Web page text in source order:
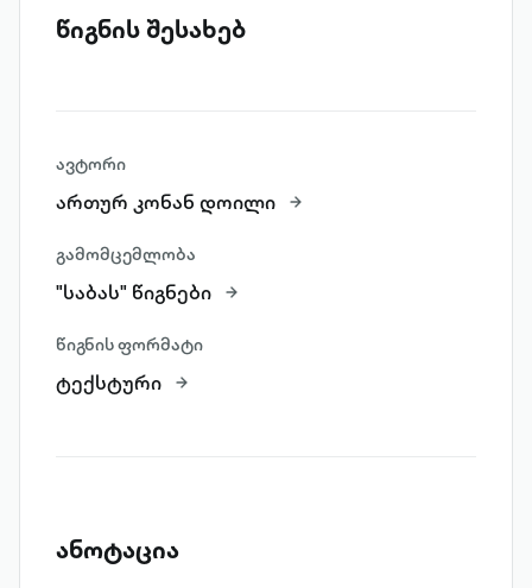
წიგნის შესახებ
ავტორი
ართურ კონან დოილი
გამომცემლობა
"საბას" წიგნები
წიგნის ფორმატი
ტექსტური
ანოტაცია